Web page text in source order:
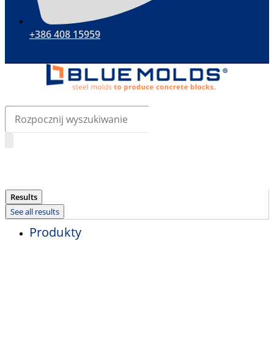
+386 408 15959
Search
Results
See all results
Produkty